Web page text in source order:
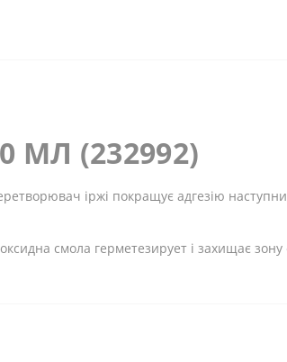
МЛ (232992)
іржі покращує адгезію
смола герметезирует і захищає зону